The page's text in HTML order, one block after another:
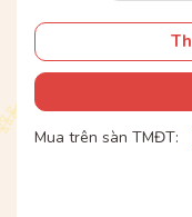
Mua trên sàn TMĐT: